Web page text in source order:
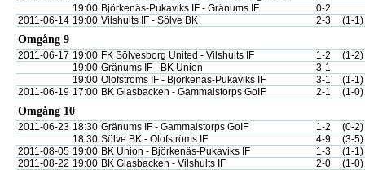
19:00 Björkenäs-Pukaviks IF - Gränums IF
0-2
2011-06-14 19:00 Vilshults IF - Sölve BK 2-3 (1-1)
Omgång 9
2011-06-17 19:00 FK Sölvesborg United - Vilshults IF 1-2
(1-2)
19:00 Gränums IF - BK Union
3-1
19:00 Olofströms IF - Björkenäs-Pukaviks IF 3-1
(1-1)
2011-06-19 17:00 BK Glasbacken - Gammalstorps GoIF 2-1 (1-0)
Omgång 10
2011-06-23 18:30 Gränums IF - Gammalstorps GoIF 1-2
(0-2)
18:30 Sölve BK - Olofströms IF 4-9
(3-5)
2011-08-05 19:00 BK Union - Björkenäs-Pukaviks IF 1-3
(1-1)
2011-08-22 19:00 BK Glasbacken - Vilshults IF 2-0 (1-0)